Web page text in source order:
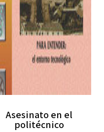
Asesinato en el
politécnico